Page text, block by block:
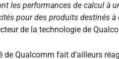
les performances de calcul à
pour des produits destinés à
de la technologie de
de Qualcomm fait d’ailleurs